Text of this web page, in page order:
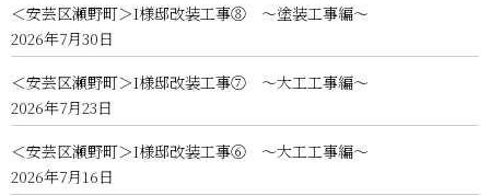
＜安芸区瀬野町＞I様邸改装工事⑧ ～塗装工事編～
2026年7月30日
＜安芸区瀬野町＞I様邸改装工事⑦ ～大工工事編～
2026年7月23日
＜安芸区瀬野町＞I様邸改装工事⑥ ～大工工事編～
2026年7月16日